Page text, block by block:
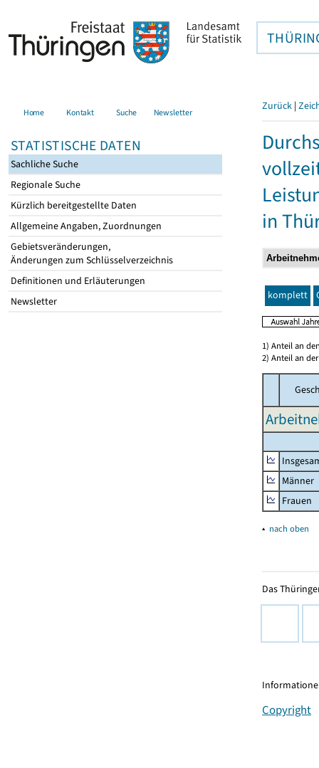
Home Kontakt Suche Newsletter
STATISTISCHE DATEN
Sachliche Suche
Regionale Suche
Kürzlich bereitgestellte Daten
Allgemeine Angaben, Zuordnungen
Gebietsveränderungen,
Änderungen zum Schlüsselverzeichnis
Definitionen und Erläuterungen
Newsletter
Zurück |
in
komplett
1) Anteil an
2) Anteil an
Männer
Frauen
▴ nach oben
Das
Copyright